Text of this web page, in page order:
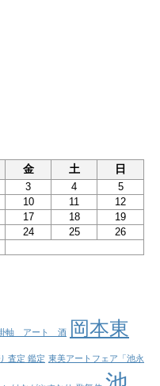
金 土 日
3 4
5
10 11
12
17 18
19
24 25
26
軸 アート 酒
岡本東
査定 鑑定 東美アートフェア「池永